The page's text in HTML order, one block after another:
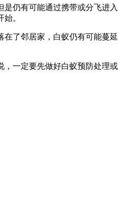
仍有可能通过携带或分飞进入
。
在了邻居家，白蚁仍有可能蔓延
，一定要先做好白蚁预防处理或